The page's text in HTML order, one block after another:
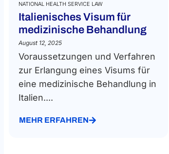
NATIONAL HEALTH SERVICE LAW
Italienisches Visum für
medizinische Behandlung
August 12, 2025
Voraussetzungen und Verfahren
zur Erlangung eines Visums für
eine medizinische Behandlung in
Italien....
MEHR ERFAHREN